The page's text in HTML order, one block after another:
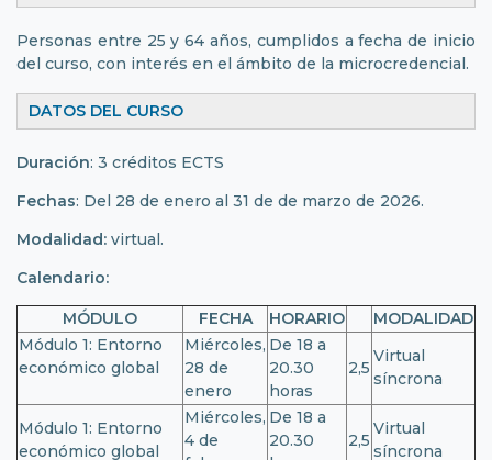
Personas entre 25 y 64 años, cumplidos a fecha de inicio
del curso, con interés en el ámbito de la microcredencial.
DATOS DEL CURSO
Duración: 3 créditos ECTS
Fechas: Del 28 de enero al 31 de de marzo de 2026.
Modalidad: virtual.
Calendario:
MÓDULO FECHA HORARIO
MODALIDAD
Módulo 1: Entorno
económico global
Miércoles,
28 de
enero
De 18 a
20.30
horas
2,5
Virtual
síncrona
Módulo 1: Entorno
económico global
Miércoles,
4 de
De 18 a
20.30
2,5
Virtual
síncrona